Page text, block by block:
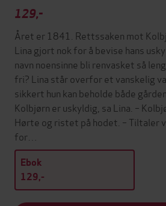
129,-
Året er 1841. Rettssaken mot
Lina gjort nok for å bevise hans
navn noensinne bli renvasket så
fri? Lina står overfor et vanskelig
sikkert hun kan beholde både
Kolbjørn er uskyldig, sa Lina. –
Hørte og ristet på hodet. – Tiltaler
for…
Ebok
129,-